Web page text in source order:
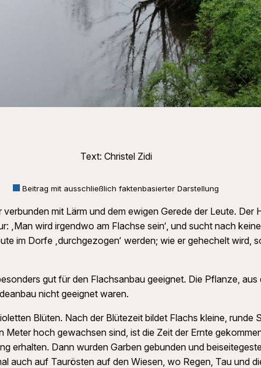
Text: Christel Zidi
Beitrag mit ausschließlich faktenbasierter Darstellung
mit Lärm und dem ewigen Gerede der Leute. Der
‚Man wird irgendwo am Flachse sein‘, und sucht nach
im Dorfe ‚durchgezogen‘ werden; wie er gehechelt wird,
gut für den Flachsanbau geeignet. Die Pflanze,
nicht geeignet waren.
Blüten. Nach der Blütezeit bildet Flachs kleine, runde
hoch gewachsen sind, ist die Zeit der Ernte
erhalten. Dann wurden Garben gebunden und
auch auf Taurösten auf den Wiesen, wo Regen, Tau und